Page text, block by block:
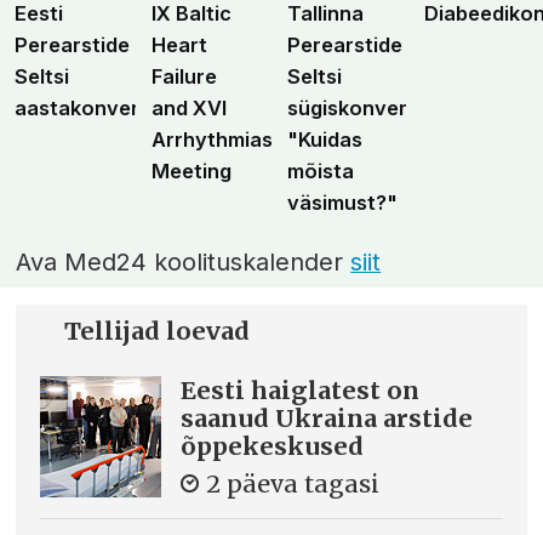
Eesti
Perearstide
Seltsi
aastakonverents
IX Baltic
Heart
Failure
and XVI
Arrhythmias
Meeting
Tallinna
Perearstide
Seltsi
sügiskonverents
"Kuidas
mõista
väsimust?"
Ava Med24 koolituskalendersiit
Tellijad loevad
Eesti haiglatest on
saanud Ukraina arstide
õppekeskused
2 päeva tagasi